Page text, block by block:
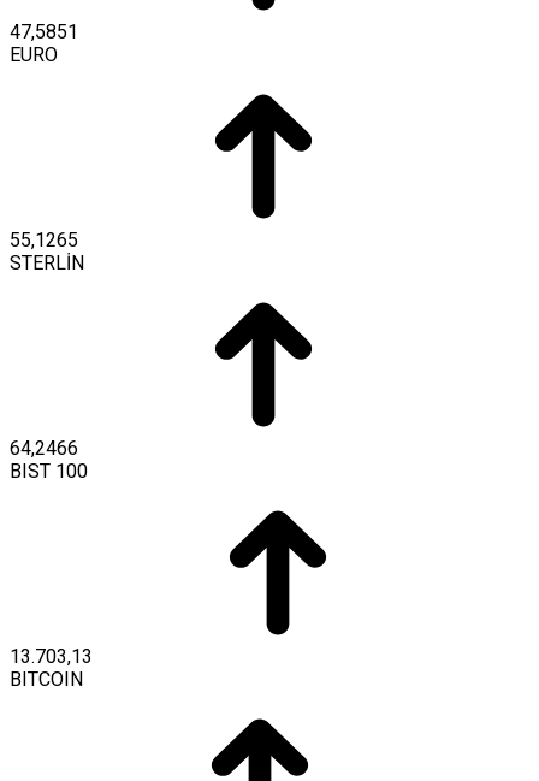
47,5851
EURO
55,1265
STERLİN
64,2466
BIST 100
13.703,13
BITCOIN